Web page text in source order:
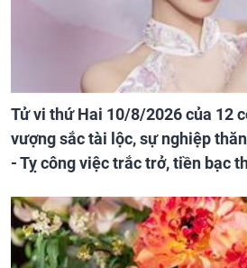
Tử vi thứ Hai 10/8/2026 của 12
vượng sắc tài lộc, sự nghiệp
- Tỵ công việc trắc trở, tiền bạc